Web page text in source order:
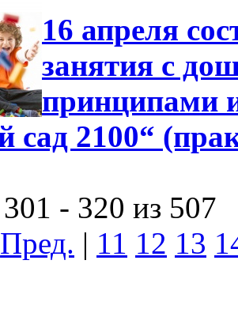
16 апреля
занятия с
принципами
сад 2100“
- 320 из 507
Пред. | 11 12 13